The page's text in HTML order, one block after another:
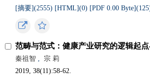
[摘要](2555) [HTML](0) [PDF 0.00 Byte](125
范畴与范式：健康产业研究的逻辑起
秦祖智 ,
宗 莉
2019, 38(11):58-62.